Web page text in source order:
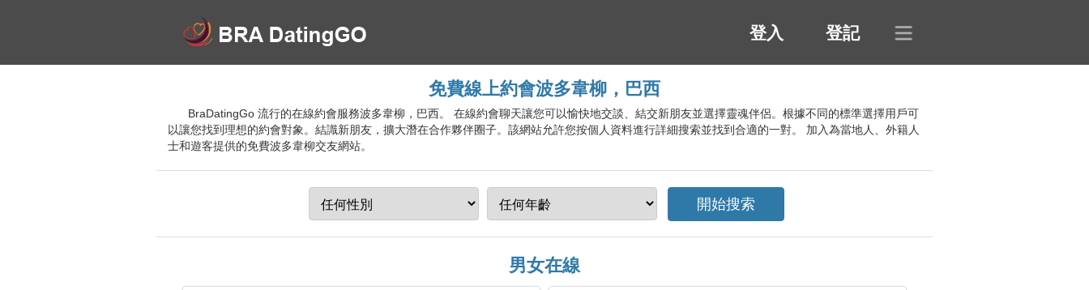
登入 登記
免費線上約會波多韋柳，巴西
BraDatingGo 流行的在線約會服務波多韋柳，巴西。 在線約會聊天讓您可以愉快地交談、結交新朋友並選擇靈魂伴侶。根據不同的標準選擇用戶可
以讓您找到理想的約會對象。結識新朋友，擴大潛在合作夥伴圈子。該網站允許您按個人資料進行詳細搜索並找到合適的一對。 加入為當地人、外籍人
士和遊客提供的免費波多韋柳交友網站。
男女在線